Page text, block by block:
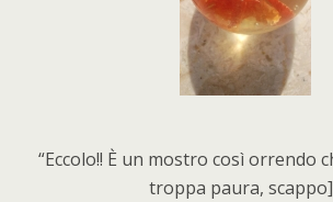
“Eccolo!! È un mostro così orrendo
troppa paura,